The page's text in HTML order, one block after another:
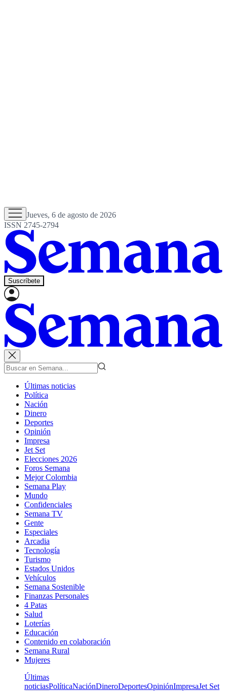
Jueves, 6 de agosto de 2026
ISSN 2745-2794
Suscríbete
Últimas noticias
Política
Nación
Dinero
Deportes
Opinión
Impresa
Jet Set
Elecciones 2026
Foros Semana
Mejor Colombia
Semana Play
Mundo
Confidenciales
Semana TV
Gente
Especiales
Arcadia
Tecnología
Turismo
Estados Unidos
Vehículos
Semana Sostenible
Finanzas Personales
4 Patas
Salud
Loterías
Educación
Contenido en colaboración
Semana Rural
Mujeres
Últimas
noticiasPolíticaNaciónDineroDeportesOpiniónImpresaJet Set